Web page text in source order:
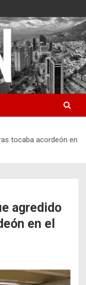
tocaba acordeón en
agredido
en el